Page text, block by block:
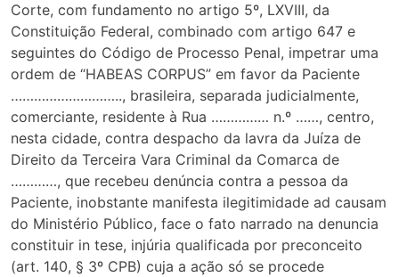
Corte, com fundamento no artigo 5º, LXVIII, da
Constituição Federal, combinado com artigo 647 e
seguintes do Código de Processo Penal, impetrar uma
ordem de “HABEAS CORPUS” em favor da Paciente
……………………….., brasileira, separada judicialmente,
comerciante, residente à Rua …………… n.º ……, centro,
nesta cidade, contra despacho da lavra da Juíza de
Direito da Terceira Vara Criminal da Comarca de
…………, que recebeu denúncia contra a pessoa da
Paciente, inobstante manifesta ilegitimidade ad causam
do Ministério Público, face o fato narrado na denuncia
constituir in tese, injúria qualificada por preconceito
(art. 140, § 3º CPB) cuja a ação só se procede